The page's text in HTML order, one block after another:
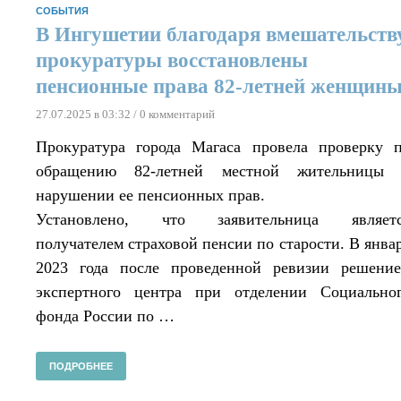
СОБЫТИЯ
В Ингушетии благодаря
прокуратуры восстановлены
пенсионные права 82-летней
27.07.2025 в 03:32 / 0 комментарий
Прокуратура города Магаса провела проверку
обращению 82-летней местной жительницы
нарушении ее пенсионных прав.
Установлено, что заявительница
получателем страховой пенсии по старости. В
2023 года после проведенной ревизии
экспертного центра при отделении
фонда России по …
ПОДРОБНЕЕ